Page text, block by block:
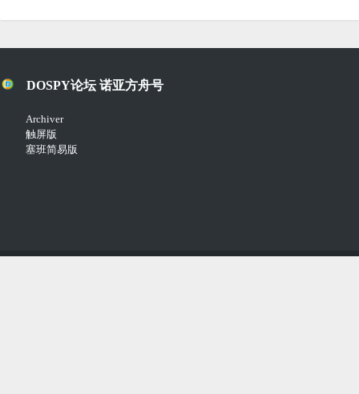
DOSPY论坛 诺亚方舟号
Archiver
触屏版
塞班简易版